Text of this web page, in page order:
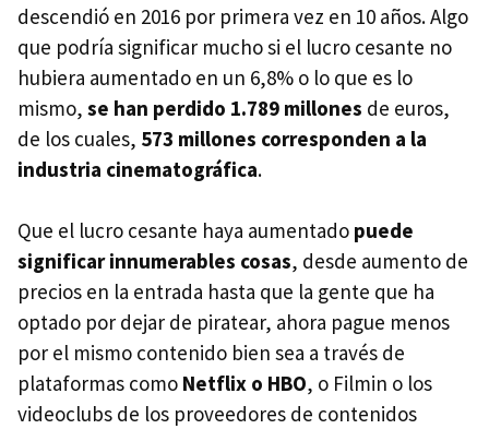
descendió en 2016 por primera vez en 10 años. Algo
que podría significar mucho si el lucro cesante no
hubiera aumentado en un 6,8% o lo que es lo
mismo, se han perdido 1.789 millones de euros,
de los cuales, 573 millones corresponden a la
industria cinematográfica.
Que el lucro cesante haya aumentado puede
significar innumerables cosas, desde aumento de
precios en la entrada hasta que la gente que ha
optado por dejar de piratear, ahora pague menos
por el mismo contenido bien sea a través de
plataformas como Netflix o HBO, o Filmin o los
videoclubs de los proveedores de contenidos